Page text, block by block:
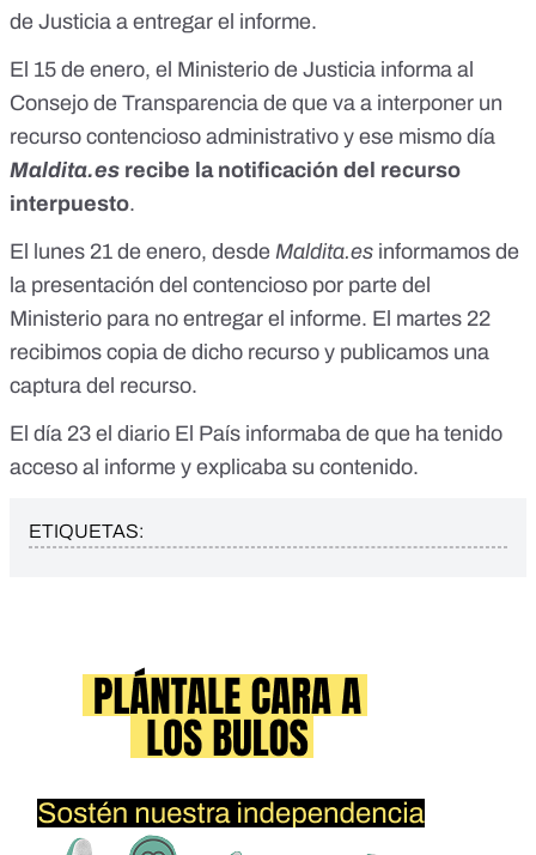
de Justicia a entregar el informe.
El 15 de enero, el Ministerio de Justicia informa al
Consejo de Transparencia de que va a interponer un
recurso contencioso administrativo y ese mismo día
Maldita.es recibe la notificación del recurso
interpuesto.
El lunes 21 de enero, desde Maldita.es informamos de
la presentación del contencioso por parte del
Ministerio para no entregar el informe. El martes 22
recibimos copia de dicho recurso y publicamos una
captura del recurso.
El día 23 el diario El País informaba de que ha tenido
acceso al informe y explicaba su contenido.
ETIQUETAS: